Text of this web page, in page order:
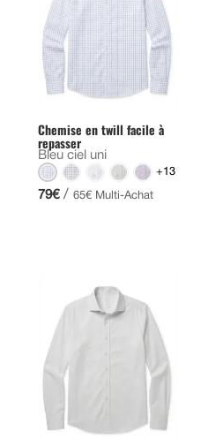
Chemise en twill facile à
repasser
Bleu ciel uni
+13
79€ / 65€ Multi-Achat